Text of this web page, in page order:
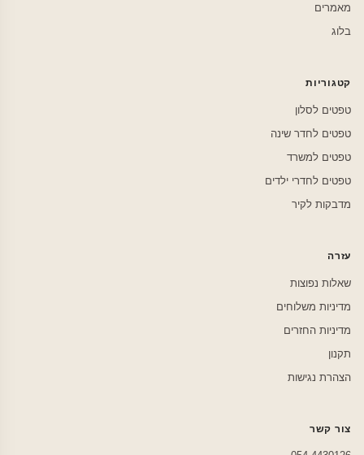
מאמרים
בלוג
קטגוריות
טפטים לסלון
טפטים לחדר שינה
טפטים למשרד
טפטים לחדרי ילדים
מדבקות לקיר
עזרה
שאלות נפוצות
מדיניות משלוחים
מדיניות החזרים
תקנון
הצהרת נגישות
צור קשר